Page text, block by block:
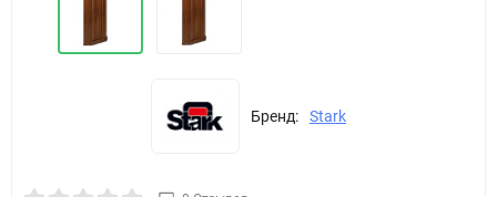
Бренд: Stark